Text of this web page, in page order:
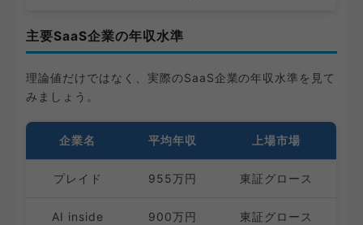
主要SaaS企業の年収水準
理論値だけではなく、実際のSaaS企業の年収水準を見て
みましょう。
企業名 平均年収 上場市場
プレイド 955万円 東証グロース
AI inside 900万円 東証グロース